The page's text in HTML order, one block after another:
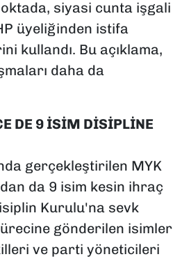
siyasi cunta işgali
üyeliğinden istifa
kullandı. Bu açıklama,
daha da
DE 9 İSİM DİSİPLİNE
gerçekleştirilen MYK
da 9 isim kesin ihraç
Kurulu'na sevk
gönderilen isimler
ve parti yöneticileri